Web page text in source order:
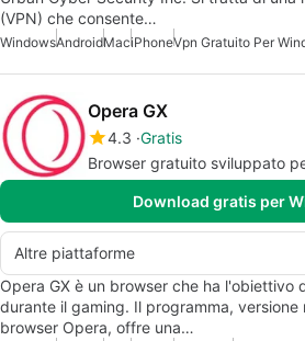
(VPN) che consente…
WindowsAndroidMaciPhoneVpn Gratuito Per
Opera GX
4.3 Gratis
Browser gratuito sviluppato
Download gratis per
Altre piattaforme
Opera GX è un browser che ha l'obiettivo
durante il gaming. Il programma,
browser Opera, offre una…